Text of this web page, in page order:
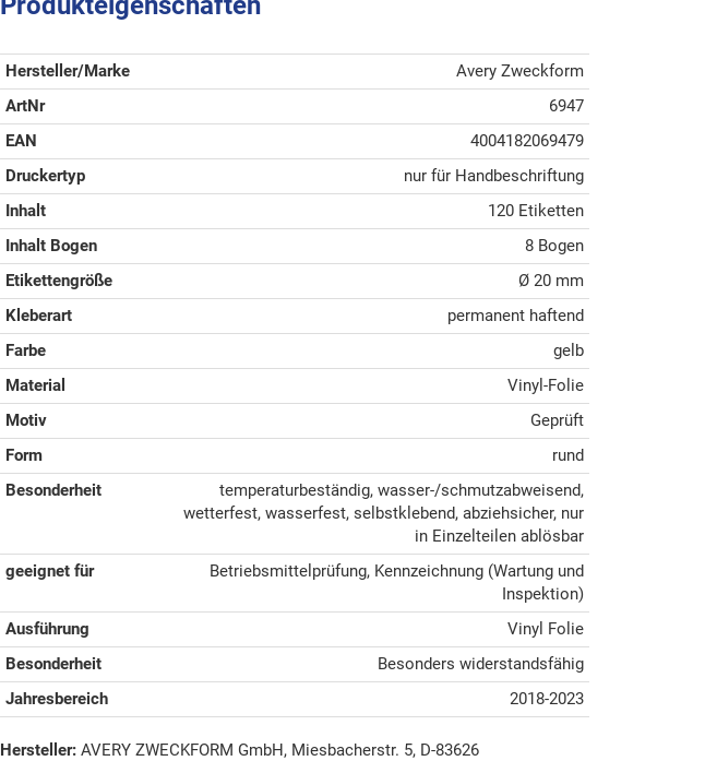
Hersteller/Marke
Avery Zweckform
ArtNr
6947
EAN
4004182069479
Druckertyp
nur für Handbeschriftung
Inhalt
120 Etiketten
Inhalt Bogen
8 Bogen
Etikettengröße
Ø 20 mm
Kleberart
permanent haftend
Farbe
gelb
Material
Vinyl-Folie
Motiv
Geprüft
Form
rund
Besonderheit
temperaturbeständig, wasser-/schmutzabweisend,
wetterfest, wasserfest, selbstklebend, abziehsicher, nur
in Einzelteilen ablösbar
geeignet für
Betriebsmittelprüfung, Kennzeichnung (Wartung und
Inspektion)
Ausführung
Vinyl Folie
Besonderheit
Besonders widerstandsfähig
Jahresbereich
2018-2023
Hersteller: AVERY ZWECKFORM GmbH, Miesbacherstr. 5, D-83626